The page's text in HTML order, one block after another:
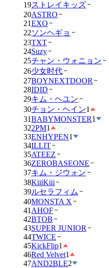
19ストレイキッズ
20ASTRO
21EXO
22ソンヘギョ
23TXT
24Suzy
25チャン・ウォニョン
26少女时代
27BOYNEXTDOOR
28IDID
29キム・ヘユン
30チョン・ヘイン1
31BABYMONSTER1
322PM1
33ENHYPEN1
34ILLIT
35ATEEZ
36ZEROBASEONE
37キム・ジウォン
38KiiiKiii
39ルセラフィム
40MONSTA X
41 AHOF
42BTOB
43SUPER JUNIOR
44TWICE
45KickFlip1
46Red Velvet1
47AND2BLE2